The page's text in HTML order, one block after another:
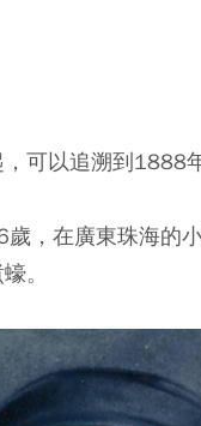
可以追溯到1888
，在廣東珠海的
。